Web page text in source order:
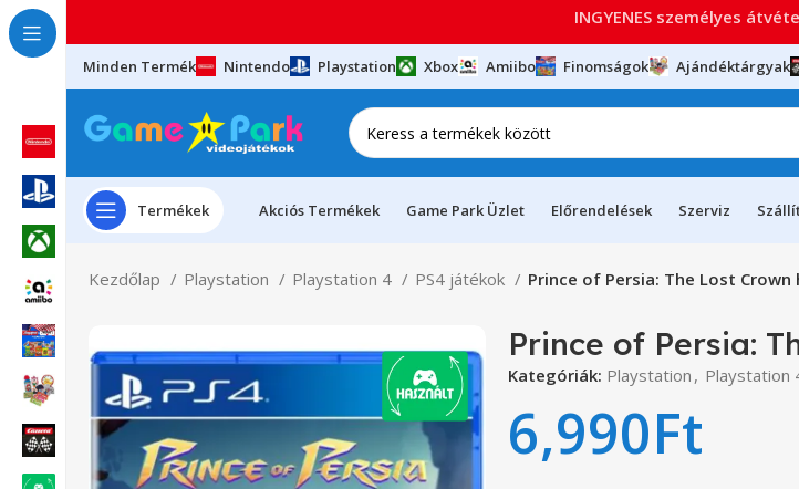
Minden Termék Nintendo Playstation Xbox Amiibo Finomságok Ajándéktárgyak
Termékek Akciós Termékek Game Park Üzlet Előrendelések Szerviz
Kezdőlap Playstation Playstation 4 PS4 játékok Prince of Persia: The Lost Crown
Prince of Persia:
Kategóriák: Playstation , Playstation
6,990Ft
INGYENES személyes